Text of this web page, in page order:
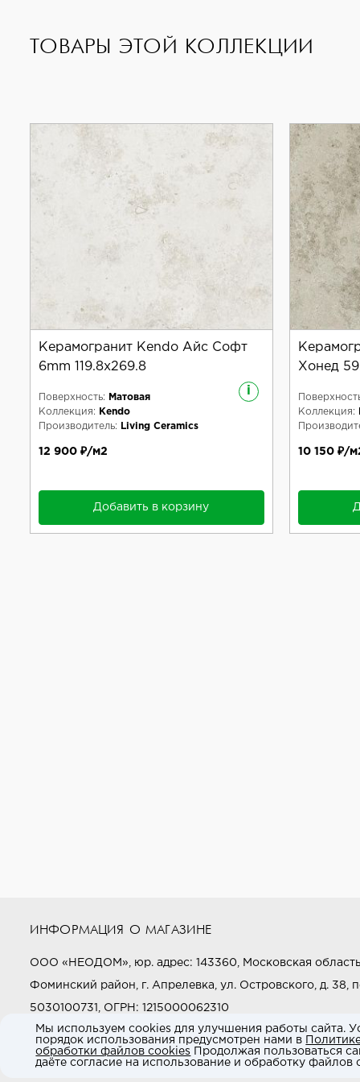
ТОВАРЫ ЭТОЙ КОЛЛЕКЦИИ
Керамогранит Kendo Айс Софт
6mm 119.8x269.8
i
Поверхность:
Матовая
Коллекция:
Kendo
Производитель:
Living Ceramics
12 900 ₽/м2
Добавить в корзину
Хонед
Коллекция:
10 150 ₽/
ИНФОРМАЦИЯ О МАГАЗИНЕ
ООО «НЕОДОМ», юр. адрес: 143360, Московская
Фоминский район, г. Апрелевка, ул. Островского, д. 38,
5030100731, ОГРН: 1215000062310
Звоните нам:+7 (800) 505-97-97
E-mail: market@neodom.ru
Мы используем cookies для улучшения работы сайта.
порядок использования предусмотрен нами в
обработки файлов cookies Продолжая пользоваться
даёте согласие на использование и обработку файлов